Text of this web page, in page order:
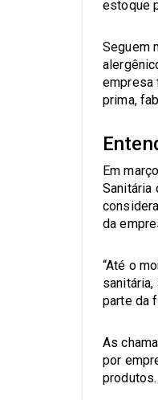
estoque
Seguem
empresa
prima,
Em
Sanitária
da
“Até o
parte da
As
por
produtos.